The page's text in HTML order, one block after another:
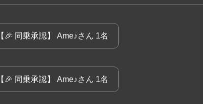
【🎉 同乗承認】 Ame♪さん 1名
【🎉 同乗承認】 Ame♪さん 1名